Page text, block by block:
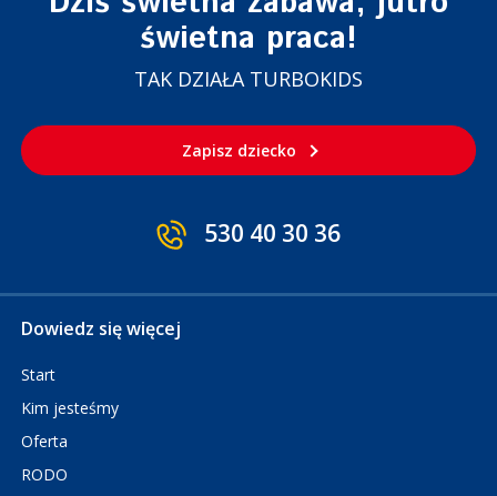
świetna praca!
TAK DZIAŁA TURBOKIDS
Zapisz dziecko
530 40 30 36
Dowiedz się więcej
Start
Kim jesteśmy
Oferta
RODO